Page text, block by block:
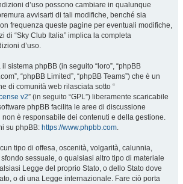
d’uso possono cambiare in qualunque
avvisarti di tali modifiche, benché sia
frequenza queste pagine per eventuali modifiche,
di “Sky Club Italia” implica la completa
d’uso.
sistema phpBB (in seguito “loro”, “phpBB
“phpBB Limited”, “phpBB Teams”) che è un
di comunità web rilasciata sotto “
v2” (in seguito “GPL”) liberamente scaricabile
phpBB facilita le aree di discussione
non è responsabile dei contenuti e della gestione.
su phpBB: https://www.phpbb.com.
tipo di offesa, oscenità, volgarità, calunnia,
sessuale, o qualsiasi altro tipo di materiale
Legge del proprio Stato, o dello Stato dove
o di una Legge internazionale. Fare ciò porta